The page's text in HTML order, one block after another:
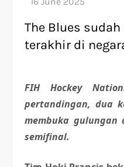
The Blues
terakhir di
FIH Hockey
pertandingan, dua
membuka gulungan
semifinal.